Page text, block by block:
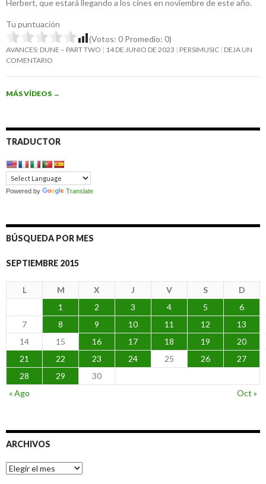
Herbert, que estará llegando a los cines en noviembre de este año.
Tu puntuación
(Votos: 0 Promedio: 0)
AVANCES: DUNE – PART TWO 14 DE JUNIO DE 2023 PERSIMUSIC DEJA UN
COMENTARIO
MÁS VÍDEOS →
TRADUCTOR
Powered by Translate
BÚSQUEDA POR MES
SEPTIEMBRE 2015
L M X J V S
D
1
2 3 4 5
6
7
8 9 10 11 12
13
14
15 16 17 18 19
20
21
22 23 24 25 26
27
28
29
30
« Ago
Oct »
ARCHIVOS
Archivos